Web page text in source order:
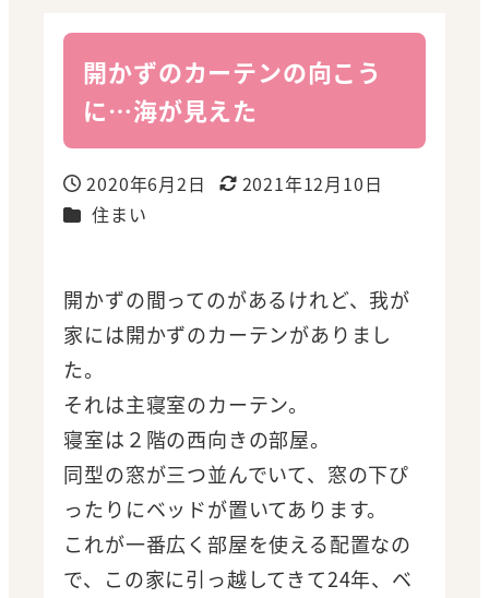
開かずのカーテンの向こう
に…海が見えた
投稿日
2020年6月2日
更新日
2021年12月10日
カテゴリー
住まい
開かずの間ってのがあるけれど、我が
家には開かずのカーテンがありまし
た。
それは主寝室のカーテン。
寝室は２階の西向きの部屋。
同型の窓が三つ並んでいて、窓の下ぴ
ったりにベッドが置いてあります。
これが一番広く部屋を使える配置なの
で、この家に引っ越してきて24年、ベ